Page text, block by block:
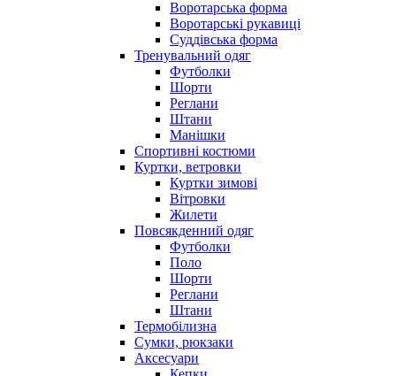
Воротарська форма
Воротарські рукавиці
Суддівська форма
Тренувальний одяг
Футболки
Шорти
Реглани
Штани
Манішки
Спортивні костюми
Куртки, ветровки
Куртки зимові
Вітровки
Жилети
Повсякденний одяг
Футболки
Поло
Шорти
Реглани
Штани
Термобілизна
Сумки, рюкзаки
Аксесуари